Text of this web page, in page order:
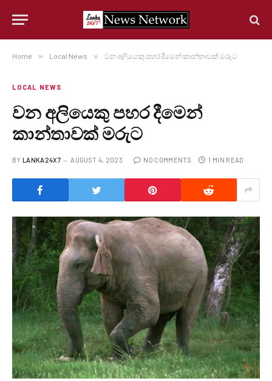
Home » Local News » වන අලියෙකු පහර දීමෙන් කාන්තාවක් මරුට
LOCAL NEWS
වන අලියෙකු පහර දීමෙන්
කාන්තාවක් මරුට
BY LANKA24X7 AUGUST 4, 2023 NO COMMENTS 1 MIN READ